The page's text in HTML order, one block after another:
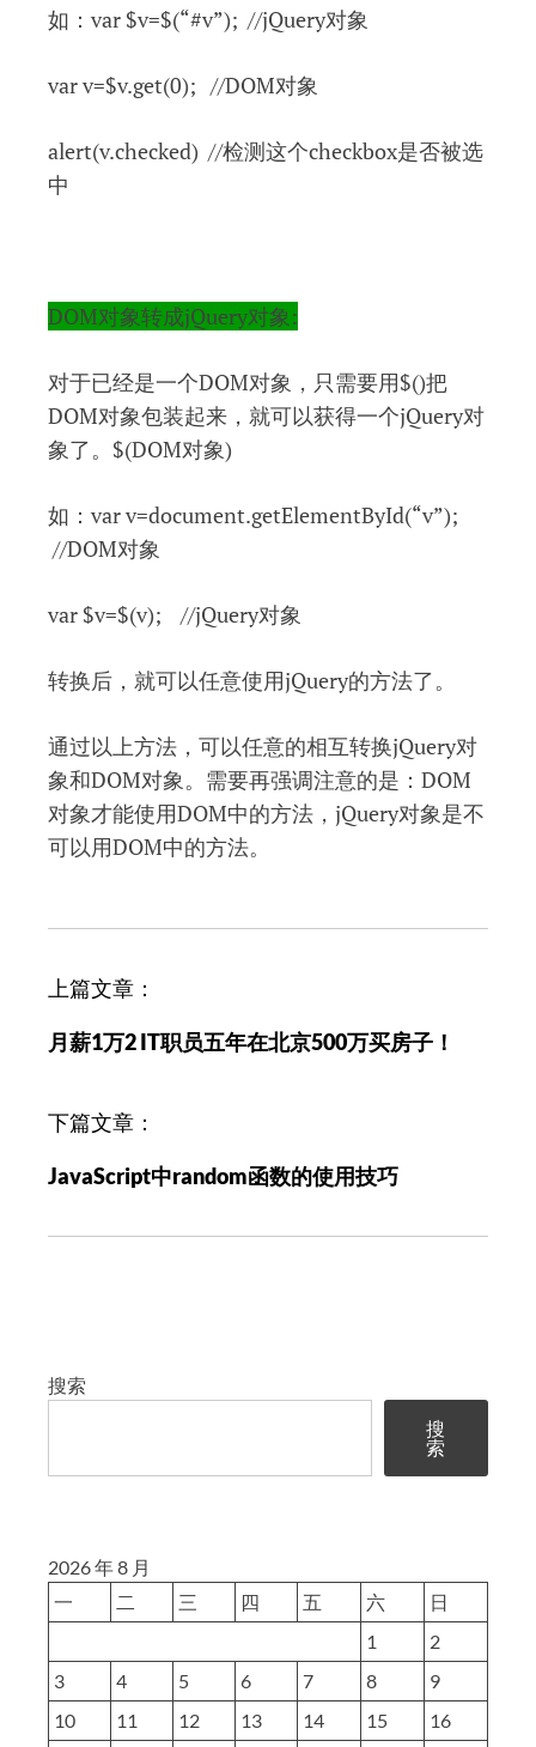
如：var $v=$(“#v”); //jQuery对象
var v=$v.get(0); //DOM对象
alert(v.checked) //检测这个checkbox是否被选
中
DOM对象转成jQuery对象:
对于已经是一个DOM对象，只需要用$()把
DOM对象包装起来，就可以获得一个jQuery对
象了。$(DOM对象)
如：var v=document.getElementById(“v”);
//DOM对象
var $v=$(v); //jQuery对象
转换后，就可以任意使用jQuery的方法了。
通过以上方法，可以任意的相互转换jQuery对
象和DOM对象。需要再强调注意的是：DOM
对象才能使用DOM中的方法，jQuery对象是不
可以用DOM中的方法。
文
导
上篇文章：
月薪1万2 IT职员五年在北京500万买房子！
下篇文章：
JavaScript中random函数的使用技巧
搜索
搜
索
2026 年 8 月
一
二 三 四 五 六
日
1
2
3
4 5 6 7 8
9
10
11 12 13 14 15
16